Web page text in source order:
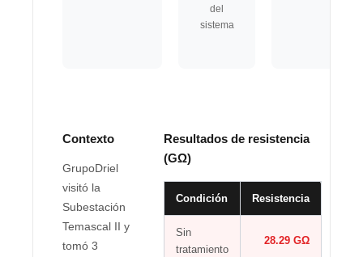
del
sistema
Contexto
GrupoDriel
visitó la
Subestación
Temascal II y
tomó 3
Resultados de resistencia
(GΩ)
Condición Resistencia
Sin
tratamiento
28.29 GΩ